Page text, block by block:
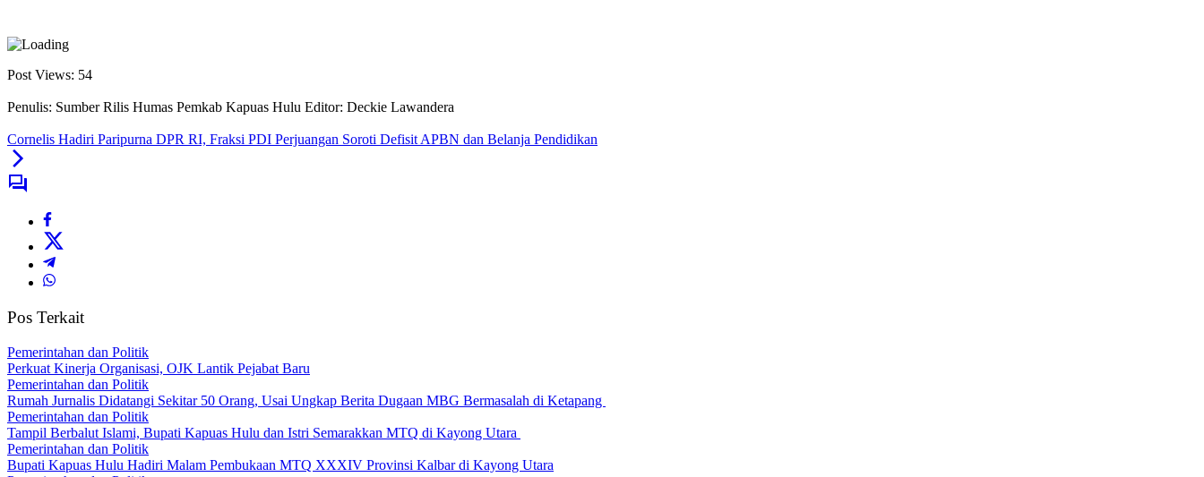
Post Views: 54
Penulis: Sumber Rilis Humas Pemkab Kapuas Hulu Editor: Deckie Lawandera
Cornelis Hadiri Paripurna DPR RI, Fraksi PDI Perjuangan Soroti Defisit APBN dan Belanja Pendidikan
Pos Terkait
Pemerintahan dan Politik
Perkuat Kinerja Organisasi, OJK Lantik Pejabat Baru
Pemerintahan dan Politik
Rumah Jurnalis Didatangi Sekitar 50 Orang, Usai Ungkap Berita Dugaan MBG Bermasalah di Ketapang
Pemerintahan dan Politik
Tampil Berbalut Islami, Bupati Kapuas Hulu dan Istri Semarakkan MTQ di Kayong Utara
Pemerintahan dan Politik
Bupati Kapuas Hulu Hadiri Malam Pembukaan MTQ XXXIV Provinsi Kalbar di Kayong Utara